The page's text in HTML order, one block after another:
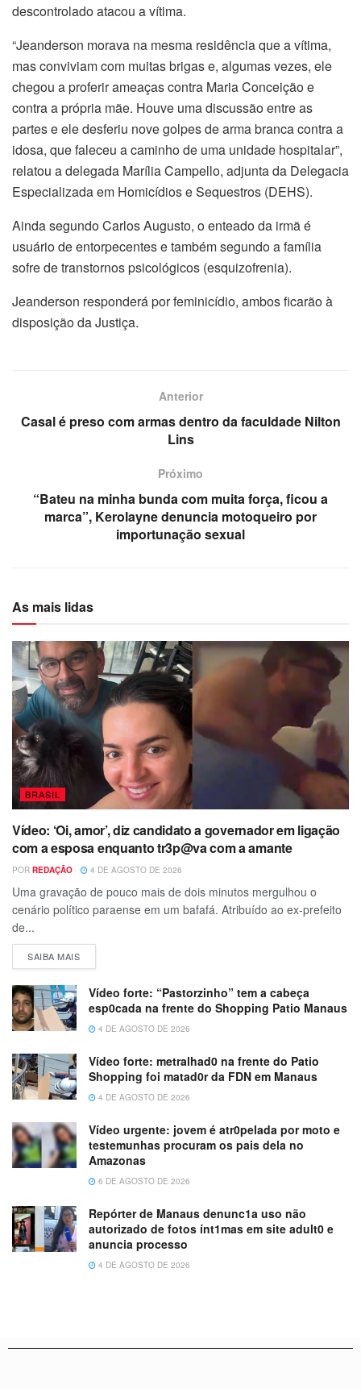
descontrolado atacou a vítima.
“Jeanderson morava na mesma residência que a vítima,
mas conviviam com muitas brigas e, algumas vezes, ele
chegou a proferir ameaças contra Maria Conceição e
contra a própria mãe. Houve uma discussão entre as
partes e ele desferiu nove golpes de arma branca contra a
idosa, que faleceu a caminho de uma unidade hospitalar”,
relatou a delegada Marília Campello, adjunta da Delegacia
Especializada em Homicídios e Sequestros (DEHS).
Ainda segundo Carlos Augusto, o enteado da irmã é
usuário de entorpecentes e também segundo a família
sofre de transtornos psicológicos (esquizofrenia).
Jeanderson responderá por feminicídio, ambos ficarão à
disposição da Justiça.
Anterior
Casal é preso com armas dentro da faculdade Nilton
Lins
Próximo
“Bateu na minha bunda com muita força, ficou a
marca”, Kerolayne denuncia motoqueiro por
importunação sexual
As mais lidas
BRASIL
Vídeo: ‘Oi, amor’, diz candidato a governador em ligação
com a esposa enquanto tr3p@va com a amante
POR REDAÇÃO 4 DE AGOSTO DE 2026
Uma gravação de pouco mais de dois minutos mergulhou o
cenário político paraense em um bafafá. Atribuído ao ex-prefeito
de...
SAIBA MAIS
Vídeo forte: “Pastorzinho” tem a cabeça
esp0cada na frente do Shopping Patio Manaus
4 DE AGOSTO DE 2026
Vídeo forte: metralhad0 na frente do Patio
Shopping foi matad0r da FDN em Manaus
4 DE AGOSTO DE 2026
Vídeo urgente: jovem é atr0pelada por moto e
testemunhas procuram os pais dela no
Amazonas
6 DE AGOSTO DE 2026
Repórter de Manaus denunc1a uso não
autorizado de fotos ínt1mas em site adult0 e
anuncia processo
4 DE AGOSTO DE 2026